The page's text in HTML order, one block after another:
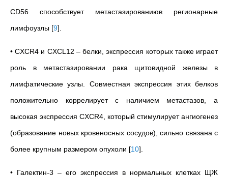
CD56 способствует метастазированиюв регионарные
лимфоузлы [9]
• CXCR4 и CXCL12 – белки, экспрессия которых также играет
роль в метастазировании рака щитовидной железы в
лимфатические узлы. Совместная экспрессия этих белков
положительно коррелирует с наличием метастазов, а
высокая экспрессия CXCR4, который стимулирует ангиогенез
(образование новых кровеносных сосудов), сильно связана с
более крупным размером опухоли [10]
• Галектин-3 – его экспрессия в нормальных клетках ЩЖ